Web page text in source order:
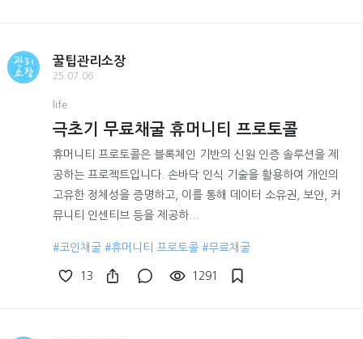
꿀팁관리소장
25.07.06
life
극초기 무료채굴 휴머니티 프로토콜
휴머니티 프로토콜은 블록체인 기반의 신원 인증 솔루션을 제
공하는 프로젝트입니다. 손바닥 인식 기술을 활용하여 개인의
고유한 정체성을 증명하고, 이를 통해 데이터 소유권, 보안, 커
뮤니티 인센티브 등을 제공하...
#코인채굴 #휴머니티 프로토콜 #무료채굴
13 1291